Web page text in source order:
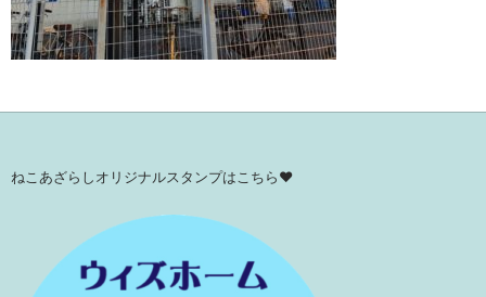
ねこあざらしオリジナルスタンプはこちら♥